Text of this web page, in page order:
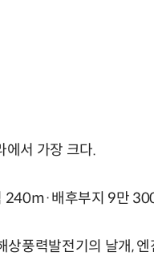
서 가장 크다.
240m·배후부지 9만
풍력발전기의 날개, 엔